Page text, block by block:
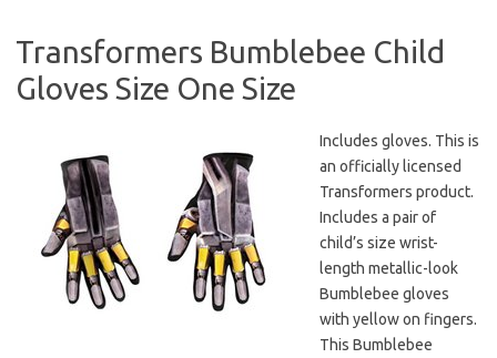
Transformers Bumblebee Child
Gloves Size One Size
Includes gloves. This is
an officially licensed
Transformers product.
Includes a pair of
child’s size wrist-
length metallic-look
Bumblebee gloves
with yellow on fingers.
This Bumblebee